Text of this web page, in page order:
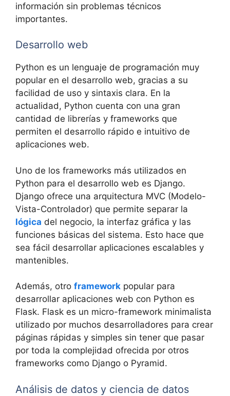
información sin problemas técnicos
importantes.
Desarrollo web
Python es un lenguaje de programación muy
popular en el desarrollo web, gracias a su
facilidad de uso y sintaxis clara. En la
actualidad, Python cuenta con una gran
cantidad de librerías y frameworks que
permiten el desarrollo rápido e intuitivo de
aplicaciones web.
Uno de los frameworks más utilizados en
Python para el desarrollo web es Django.
Django ofrece una arquitectura MVC (Modelo-
Vista-Controlador) que permite separar la
lógica del negocio, la interfaz gráfica y las
funciones básicas del sistema. Esto hace que
sea fácil desarrollar aplicaciones escalables y
mantenibles.
Además, otro framework popular para
desarrollar aplicaciones web con Python es
Flask. Flask es un micro-framework minimalista
utilizado por muchos desarrolladores para crear
páginas rápidas y simples sin tener que pasar
por toda la complejidad ofrecida por otros
frameworks como Django o Pyramid.
Análisis de datos y ciencia de datos